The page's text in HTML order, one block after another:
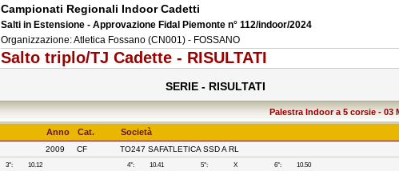
Campionati Regionali Indoor Cadetti
Salti in Estensione - Approvazione Fidal Piemonte n° 112/indoor/2024
Organizzazione: Atletica Fossano (CN001) - FOSSANO
Salto triplo/TJ Cadette - RISULTATI
SERIE - RISULTATI
Palestra Indoor a 5 corsie - 03
Anno Cat. Società
2009 CF TO247 SAFATLETICA SSD A RL
3°: 10.12 4°: 10.41 5°: X 6°: 10.50